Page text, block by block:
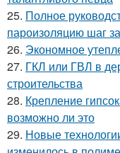
25. Полное
пароизоляцию шаг
26. Экономное
27. ГКЛ или ГВЛ в
строительства
28. Крепление
возможно ли это
29. Новые